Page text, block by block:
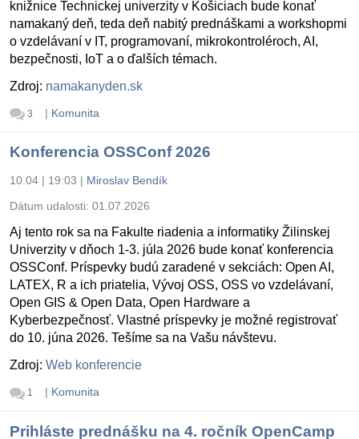
knižnice Technickej univerzity v Košiciach bude konať
namakaný deň, teda deň nabitý prednáškami a workshopmi
o vzdelávaní v IT, programovaní, mikrokontroléroch, AI,
bezpečnosti, IoT a o ďalších témach.
Zdroj: namakanyden.sk
3 | Komunita
Konferencia OSSConf 2026
10.04 | 19:03 | Miroslav Bendík
Dátum udalosti: 01.07.2026
Aj tento rok sa na Fakulte riadenia a informatiky Žilinskej
Univerzity v dňoch 1-3. júla 2026 bude konať konferencia
OSSConf. Príspevky budú zaradené v sekciách: Open AI,
LATEX, R a ich priatelia, Vývoj OSS, OSS vo vzdelávaní,
Open GIS & Open Data, Open Hardware a
Kyberbezpečnosť. Vlastné príspevky je možné registrovať
do 10. júna 2026. Tešíme sa na Vašu návštevu.
Zdroj: Web konferencie
1 | Komunita
Prihláste prednášku na 4. ročník OpenCamp